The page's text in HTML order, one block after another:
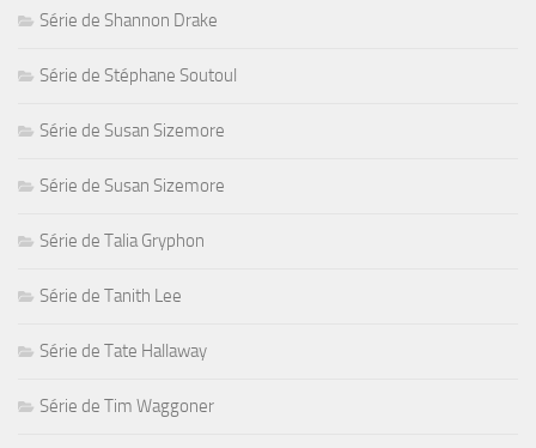
Série de Shannon Drake
Série de Stéphane Soutoul
Série de Susan Sizemore
Série de Susan Sizemore
Série de Talia Gryphon
Série de Tanith Lee
Série de Tate Hallaway
Série de Tim Waggoner